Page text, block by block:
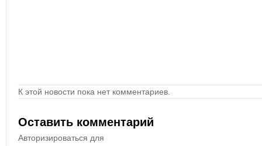
К этой новости пока нет комментариев.
Оставить комментарий
Авторизироваться для